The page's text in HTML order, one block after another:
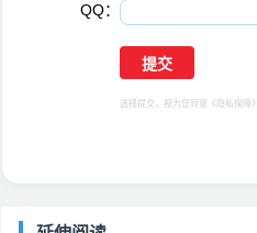
QQ：
选择提交，视为您同意 《隐私保障》